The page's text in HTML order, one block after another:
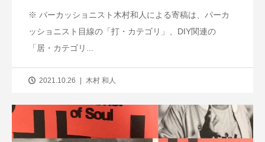
※ パーカッショニスト木村和人による寄稿は、パーカ
ッショニスト目線の「打・カテゴリ」、DIY関連の
「居・カテゴリ...
2021.10.26 木村 和人